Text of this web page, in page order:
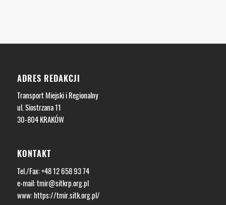
ADRES REDAKCJI
Transport Miejski i Regionalny
ul. Siostrzana 11
30-804 KRAKÓW
KONTAKT
Tel./Fax: +48 12 658 93 74
e-mail:tmir@sitkrp.org.pl
www:https://tmir.sitk.org.pl/